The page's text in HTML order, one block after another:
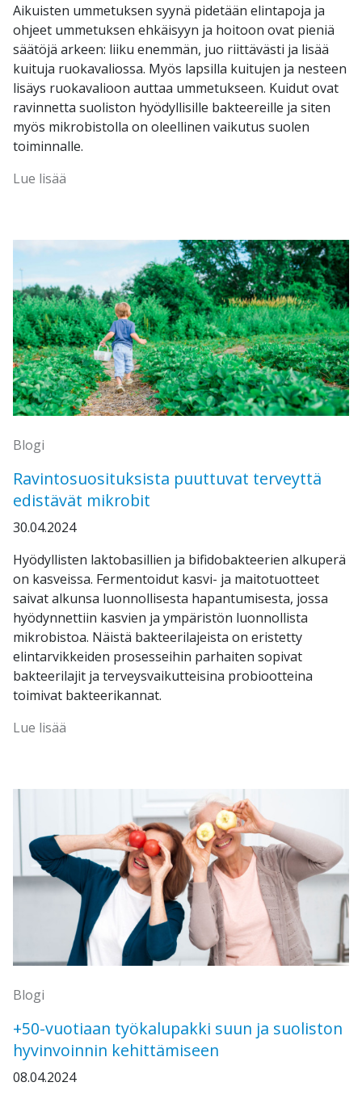
Aikuisten ummetuksen syynä pidetään elintapoja ja
ohjeet ummetuksen ehkäisyyn ja hoitoon ovat pieniä
säätöjä arkeen: liiku enemmän, juo riittävästi ja lisää
kuituja ruokavaliossa. Myös lapsilla kuitujen ja nesteen
lisäys ruokavalioon auttaa ummetukseen. Kuidut ovat
ravinnetta suoliston hyödyllisille bakteereille ja siten
myös mikrobistolla on oleellinen vaikutus suolen
toiminnalle.
Lue lisää
Blogi
Ravintosuosituksista puuttuvat terveyttä
edistävät mikrobit
30.04.2024
Hyödyllisten laktobasillien ja bifidobakteerien alkuperä
on kasveissa. Fermentoidut kasvi- ja maitotuotteet
saivat alkunsa luonnollisesta hapantumisesta, jossa
hyödynnettiin kasvien ja ympäristön luonnollista
mikrobistoa. Näistä bakteerilajeista on eristetty
elintarvikkeiden prosesseihin parhaiten sopivat
bakteerilajit ja terveysvaikutteisina probiootteina
toimivat bakteerikannat.
Lue lisää
Blogi
+50-vuotiaan työkalupakki suun ja suoliston
hyvinvoinnin kehittämiseen
08.04.2024